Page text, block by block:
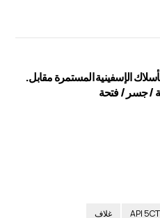
الإسفينية المستمرة مقابل.
/ جسر / فتحة
API 5CT غلاف